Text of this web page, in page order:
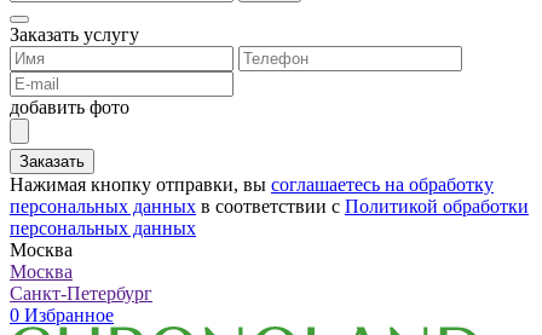
Заказать услугу
добавить фото
Заказать
Нажимая кнопку отправки, вы соглашаетесь на обработку
персональных данных в соответствии с Политикой обработки
персональных данных
Москва
Москва
Санкт-Петербург
0 Избранное